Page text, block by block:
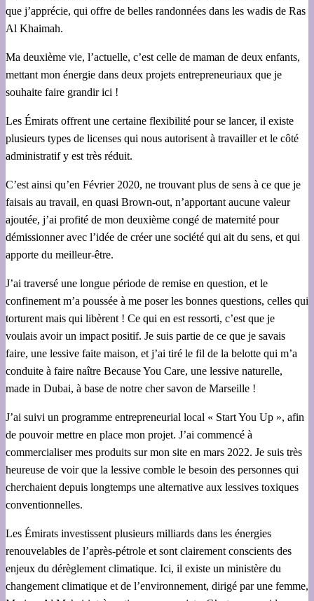
que j’apprécie, qui offre de belles randonnées dans les wadis de Ras
Al Khaimah.
Ma deuxième vie, l’actuelle, c’est celle de maman de deux enfants,
mettant mon énergie dans deux projets entrepreneuriaux que je
souhaite faire grandir ici !
Les Émirats offrent une certaine flexibilité pour se lancer, il existe
plusieurs types de licenses qui nous autorisent à travailler et le côté
administratif y est très réduit.
C’est ainsi qu’en Février 2020, ne trouvant plus de sens à ce que je
faisais au travail, en quasi Brown-out, n’apportant aucune valeur
ajoutée, j’ai profité de mon deuxième congé de maternité pour
démissionner avec l’idée de créer une société qui ait du sens, et qui
apporte du meilleur-être.
J’ai traversé une longue période de remise en question, et le
confinement m’a poussée à me poser les bonnes questions, celles qui
torturent mais qui libèrent ! Ce qui en est ressorti, c’est que je
voulais avoir un impact positif. Je suis partie de ce que je savais
faire, une lessive faite maison, et j’ai tiré le fil de la belotte qui m’a
conduite à faire naître Because You Care, une lessive naturelle,
made in Dubai, à base de notre cher savon de Marseille !
J’ai suivi un programme entrepreneurial local « Start You Up », afin
de pouvoir mettre en place mon projet. J’ai commencé à
commercialiser mes produits sur mon site en mars 2022. Je suis très
heureuse de voir que la lessive comble le besoin des personnes qui
cherchaient depuis longtemps une alternative aux lessives toxiques
conventionnelles.
Les Émirats investissent plusieurs milliards dans les énergies
renouvelables de l’après-pétrole et sont clairement conscients des
enjeux du dérèglement climatique. Ici, il existe un ministère du
changement climatique et de l’environnement, dirigé par une femme,